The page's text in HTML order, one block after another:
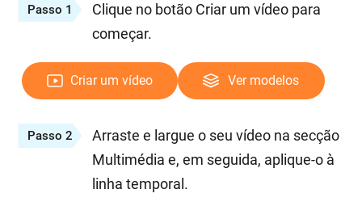
Passo 1
Clique no botão Criar um vídeo para
começar.
Criar um vídeo Ver modelos
Passo 2
Arraste e largue o seu vídeo na secção
Multimédia e, em seguida, aplique-o à
linha temporal.